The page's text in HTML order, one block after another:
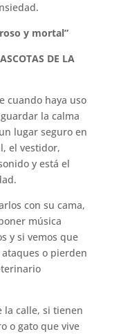
y mortal”
DE LA
cuando haya uso
la calma
lugar seguro en
el vestidor,
y está el
con su cama,
música
y si vemos que
o pierden
la calle, si tienen
o gato que vive